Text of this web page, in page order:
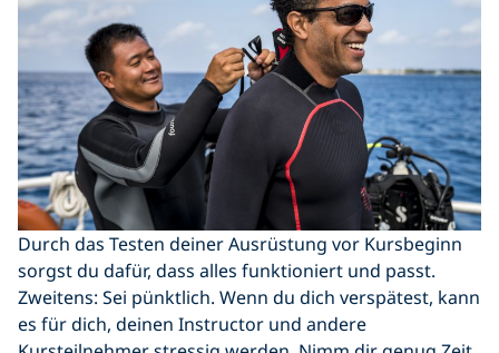
Durch das Testen deiner Ausrüstung vor Kursbeginn
sorgst du dafür, dass alles funktioniert und passt.
Zweitens: Sei pünktlich. Wenn du dich verspätest, kann
es für dich, deinen Instructor und andere